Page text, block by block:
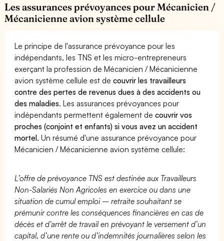
Les assurances prévoyances pour Mécanicien /
Mécanicienne avion système cellule
Le principe de l'assurance prévoyance pour les
indépendants, les TNS et les micro-entrepreneurs
exerçant la profession de Mécanicien / Mécanicienne
avion système cellule est decouvrir les travailleurs
contre des pertes de revenus dues à des accidents ou
des maladies. Les assurances prévoyances pour
indépendants permettent également decouvrir vos
proches (conjoint et enfants) si vous avez un accident
mortel. Un résumé d'une assurance prévoyance pour
Mécanicien / Mécanicienne avion système cellule:
L’offre de prévoyance TNS est destinée aux Travailleurs
Non-Salariés Non Agricoles en exercice ou dans une
situation de cumul emploi – retraite souhaitant se
prémunir contre les conséquences financières en cas de
décès et d’arrêt de travail en prévoyant le versement d’un
capital, d’une rente ou d’indemnités journalières selon les